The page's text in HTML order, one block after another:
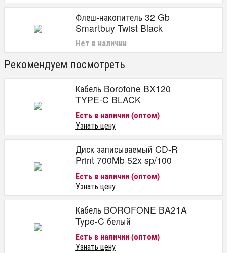
Флеш-накопитель 32 Gb
Smartbuy Twist Black
Нет в наличии
Рекомендуем посмотреть
Кабель Borofone BX120
TYPE-C BLACK
Есть в наличии (оптом)
Узнать цену
Диск записываемый CD-R
Print 700Mb 52x sp/100
Есть в наличии (оптом)
Узнать цену
Кабель BOROFONE BA21A
Type-C белый
Есть в наличии (оптом)
Узнать цену